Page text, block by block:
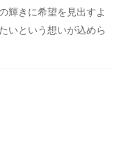
輝きに希望を見出すよ
いという想いが込めら